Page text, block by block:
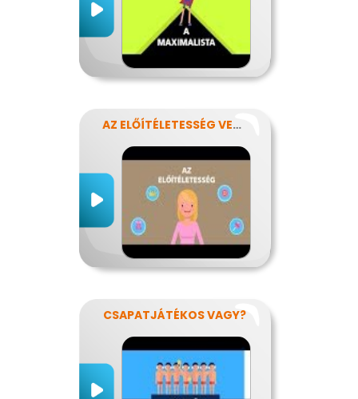
AZ ELŐÍTÉLETESSÉG VESZÉLYEI
CSAPATJÁTÉKOS VAGY?